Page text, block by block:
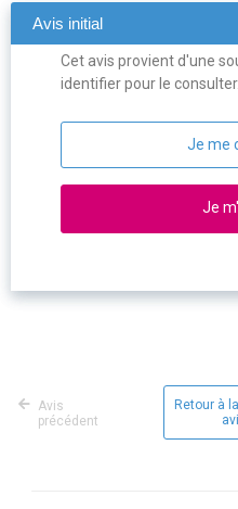
Avis initial
Cet avis provient d'une
identifier pour le consulter.
Je me
Je
Avis
précédent
Retour à